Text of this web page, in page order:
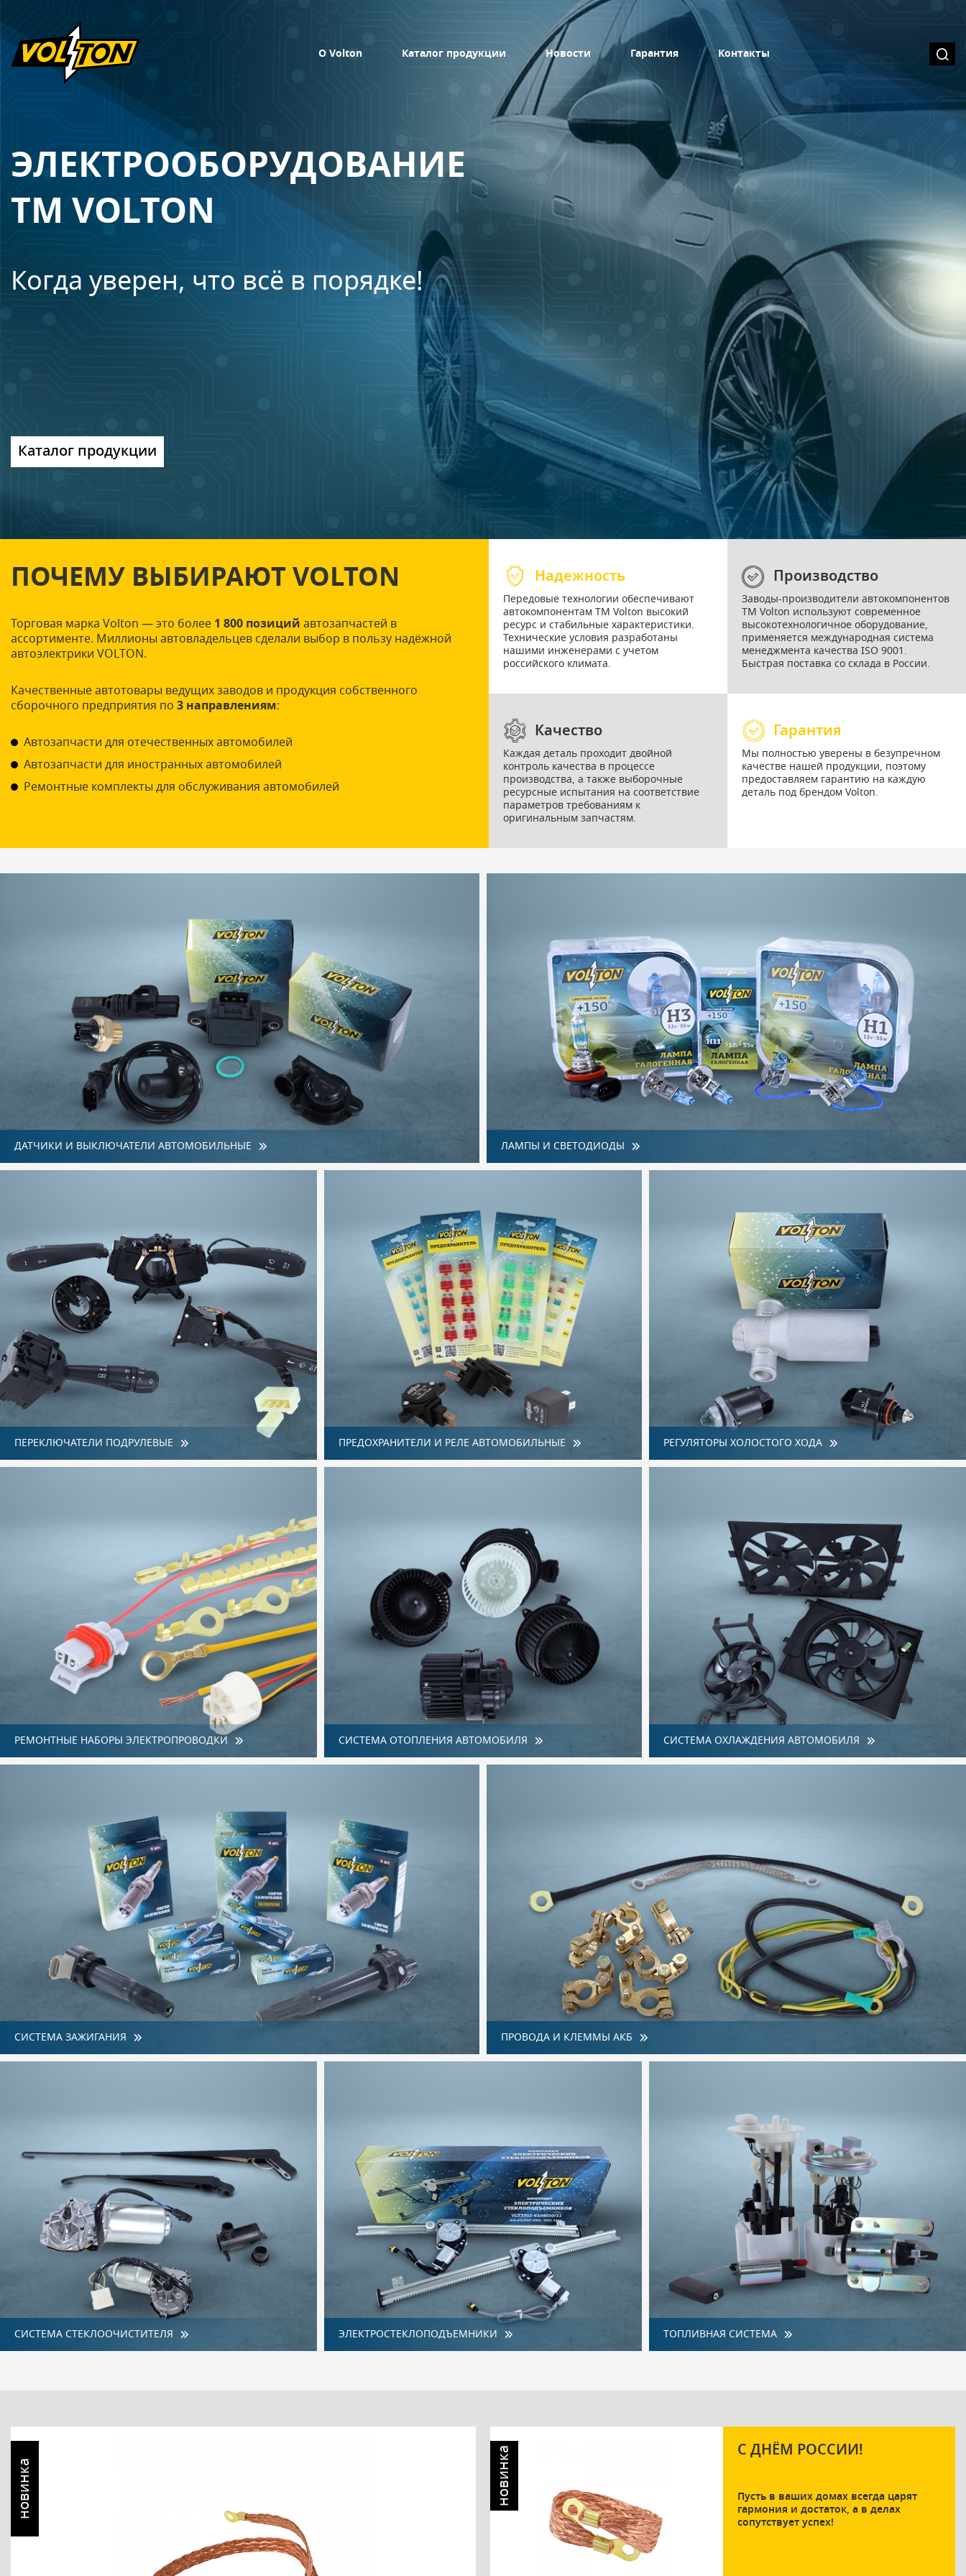
О Volton Каталог продукции Новости Гарантия Контакты
ЭЛЕКТРООБОРУДОВАНИЕ
ТМ VOLTON
Когда уверен, что всё в порядке!
Каталог продукции
ПОЧЕМУ ВЫБИРАЮТ VOLTON
Торговая марка Volton — это более 1 800 позиций автозапчастей в
ассортименте. Миллионы автовладельцев сделали выбор в пользу надёжной
автоэлектрики VOLTON.
Качественные автотовары ведущих заводов и продукция собственного
сборочного предприятия по 3 направлениям:
Автозапчасти для отечественных автомобилей
Автозапчасти для иностранных автомобилей
Ремонтные комплекты для обслуживания автомобилей
Надежность
Передовые технологии обеспечивают
автокомпонентам ТМ Volton высокий
ресурс и стабильные характеристики.
Технические условия разработаны
нашими инженерами с учетом
российского климата.
Производство
Заводы-производители автокомпонентов
ТМ Volton используют современное
высокотехнологичное оборудование,
применяется международная система
менеджмента качества ISO 9001.
Быстрая поставка со склада в России.
Качество
Каждая деталь проходит двойной
контроль качества в процессе
производства, а также выборочные
ресурсные испытания на соответствие
параметров требованиям к
оригинальным запчастям.
Гарантия
Мы полностью уверены в безупречном
качестве нашей продукции, поэтому
предоставляем гарантию на каждую
деталь под брендом Volton.
ДАТЧИКИ И ВЫКЛЮЧАТЕЛИ АВТОМОБИЛЬНЫЕ ЛАМПЫ И СВЕТОДИОДЫ
ПЕРЕКЛЮЧАТЕЛИ ПОДРУЛЕВЫЕ ПРЕДОХРАНИТЕЛИ И РЕЛЕ АВТОМОБИЛЬНЫЕ РЕГУЛЯТОРЫ ХОЛОСТОГО ХОДА
РЕМОНТНЫЕ НАБОРЫ ЭЛЕКТРОПРОВОДКИ СИСТЕМА ОТОПЛЕНИЯ АВТОМОБИЛЯ СИСТЕМА ОХЛАЖДЕНИЯ АВТОМОБИЛЯ
СИСТЕМА ЗАЖИГАНИЯ ПРОВОДА И КЛЕММЫ АКБ
СИСТЕМА СТЕКЛООЧИСТИТЕЛЯ ЭЛЕКТРОСТЕКЛОПОДЪЕМНИКИ ТОПЛИВНАЯ СИСТЕМА
новинка новинка С ДНЁМ РОССИИ!
Пусть в ваших домах всегда царят
гармония и достаток, а в делах
сопутствует успех!